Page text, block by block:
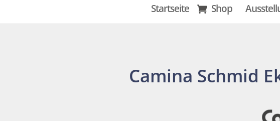
Startseite Shop
Camina Schmid